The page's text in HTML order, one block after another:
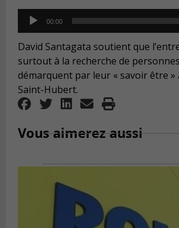
Audio
Player
00:00
David Santagata soutient que
surtout à la recherche de
démarquent par leur « savoir être »
Saint-Hubert.
Vous aimerez aussi